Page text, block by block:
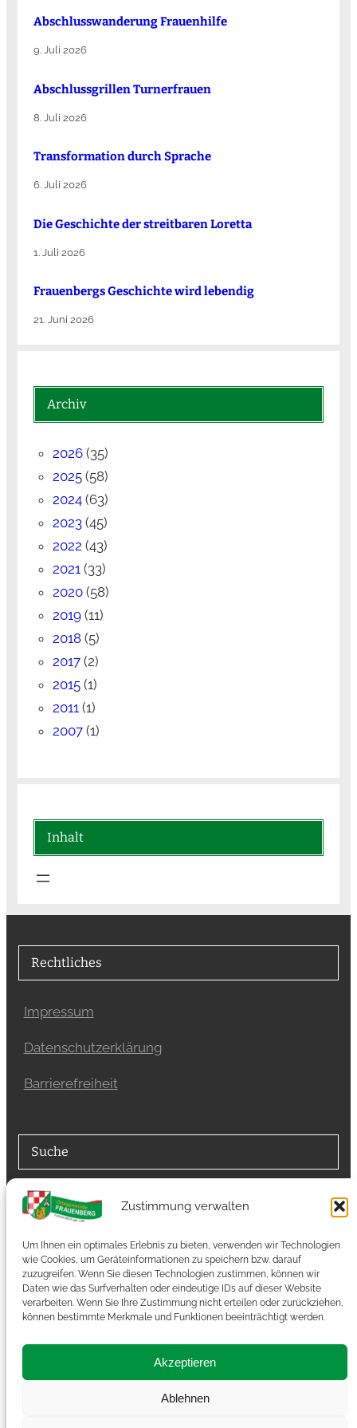
Zustimmung verwalten
Um Ihnen ein optimales Erlebnis zu bieten, verwenden wir Technologien
wie Cookies, um Geräteinformationen zu speichern bzw. darauf
zuzugreifen. Wenn Sie diesen Technologien zustimmen, können wir
Daten wie das Surfverhalten oder eindeutige IDs auf dieser Website
verarbeiten. Wenn Sie Ihre Zustimmung nicht erteilen oder zurückziehen,
können bestimmte Merkmale und Funktionen beeinträchtigt werden.
Akzeptieren
Ablehnen
Abschlusswanderung Frauenhilfe
9. Juli 2026
Abschlussgrillen Turnerfrauen
8. Juli 2026
Transformation durch Sprache
6. Juli 2026
Die Ge­schich­te der streit­ba­ren Lo­ret­ta
1. Juli 2026
Frauenbergs Geschichte wird lebendig
21. Juni 2026
Archiv
2026(35)
2025(58)
2024(63)
2023(45)
2022 (43)
2021(33)
2020(58)
2019(11)
2018(5)
2017(2)
2015(1)
2011(1)
2007(1)
Inhalt
Rechtliches
Impressum
Datenschutzerklärung
Barrierefreiheit
Suche
Suchfunktion
Autoren
RSS-Feed